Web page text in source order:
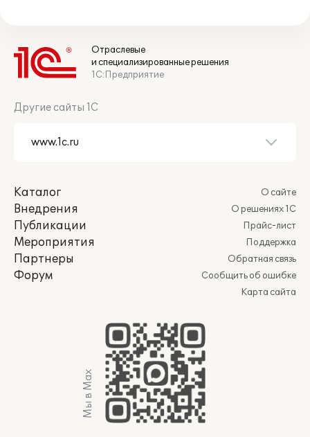
Отраслевые
и специализированные решения
1С:Предприятие
Другие сайты 1С
Каталог
Внедрения
Публикации
Мероприятия
Партнеры
Форум
О сайте
О решениях 1С
Прайс-лист
Поддержка
Обратная связь
Сообщить об ошибке
Карта сайта
Мы в Max